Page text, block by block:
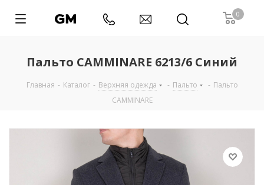
0
Пальто CAMMINARE 6213/6 Синий
Главная - Каталог - Верхняя одежда - Пальто - Пальто
CAMMINARE